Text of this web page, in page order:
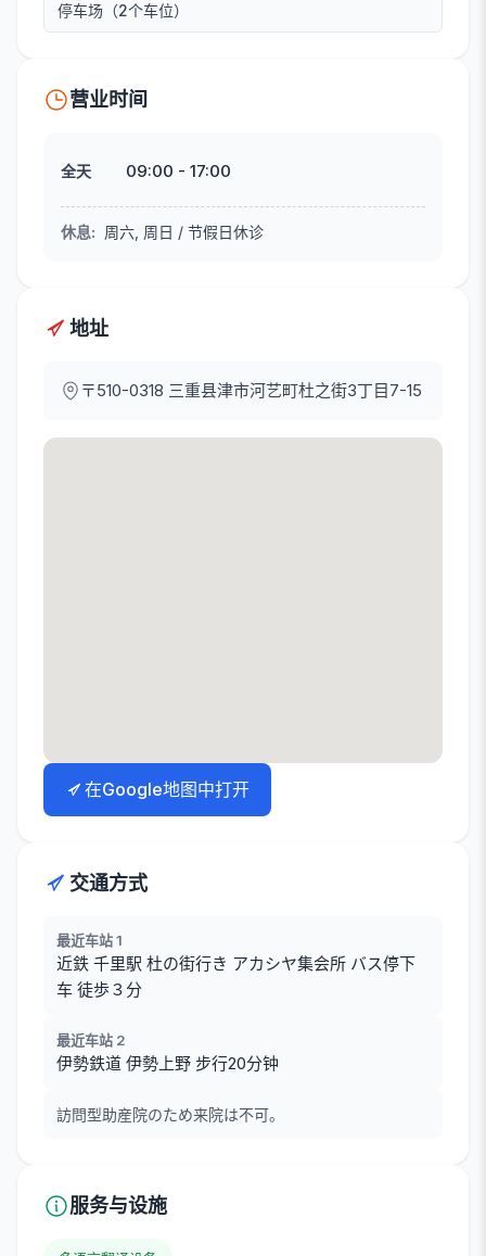
停车场（2个车位）
营业时间
全天 09:00 - 17:00
休息: 周六, 周日 / 节假日休诊
地址
〒510-0318 三重县津市河艺町杜之街3丁目7-15
在Google地图中打开
交通方式
最近车站 1
近鉄 千里駅 杜の街行き アカシヤ集会所 バス停下
车 徒歩３分
最近车站 2
伊勢鉄道 伊勢上野 步行20分钟
訪問型助産院のため来院は不可。
服务与设施